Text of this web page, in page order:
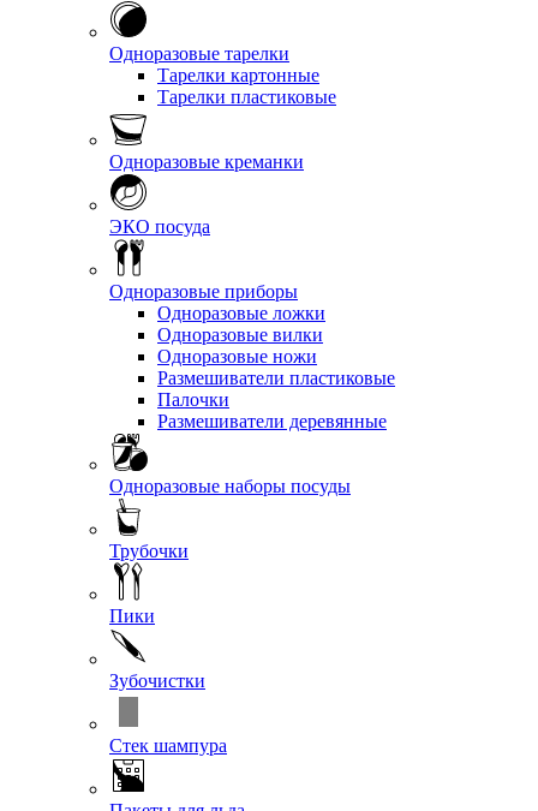
Одноразовые тарелки
Тарелки картонные
Тарелки пластиковые
Одноразовые креманки
ЭКО посуда
Одноразовые приборы
Одноразовые ложки
Одноразовые вилки
Одноразовые ножи
Размешиватели пластиковые
Палочки
Размешиватели деревянные
Одноразовые наборы посуды
Трубочки
Пики
Зубочистки
Стек шампура